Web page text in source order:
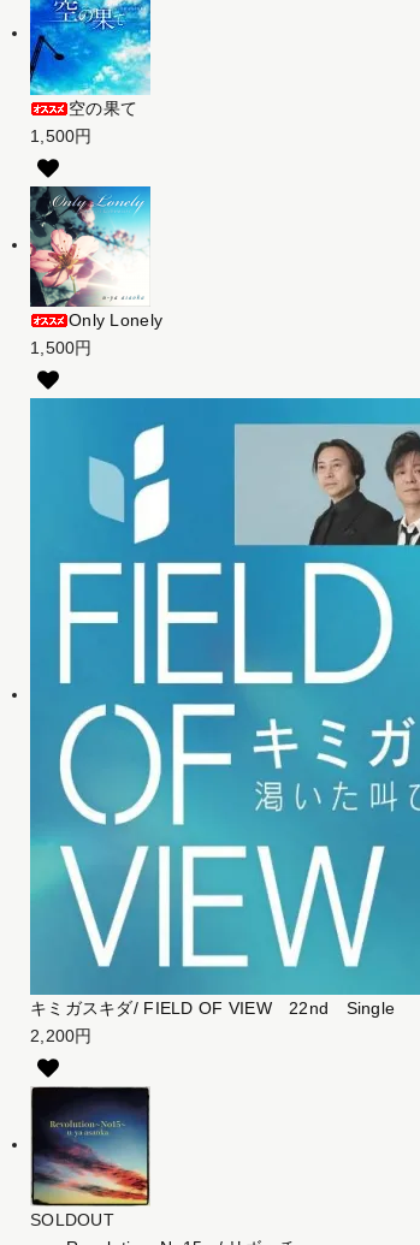
空の果て
1,500円
Only Lonely
1,500円
キミガスキダ/ FIELD OF VIEW 22nd Single
2,200円
SOLDOUT